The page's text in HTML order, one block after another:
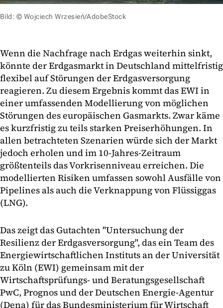
Bild: © Wojciech Wrzesień/AdobeStock
Wenn die Nachfrage nach Erdgas weiterhin sinkt,
könnte der Erdgasmarkt in Deutschland mittelfristig
flexibel auf Störungen der Erdgasversorgung
reagieren. Zu diesem Ergebnis kommt das EWI in
einer umfassenden Modellierung von möglichen
Störungen des europäischen Gasmarkts. Zwar käme
es kurzfristig zu teils starken Preiserhöhungen. In
allen betrachteten Szenarien würde sich der Markt
jedoch erholen und im 10-Jahres-Zeitraum
größtenteils das Vorkrisenniveau erreichen. Die
modellierten Risiken umfassen sowohl Ausfälle von
Pipelines als auch die Verknappung von Flüssiggas
(LNG).
Das zeigt das Gutachten "Untersuchung der
Resilienz der Erdgasversorgung", das ein Team des
Energiewirtschaftlichen Instituts an der Universität
zu Köln (EWI) gemeinsam mit der
Wirtschaftsprüfungs- und Beratungsgesellschaft
PwC, Prognos und der Deutschen Energie-Agentur
(Dena) für das Bundesministerium für Wirtschaft